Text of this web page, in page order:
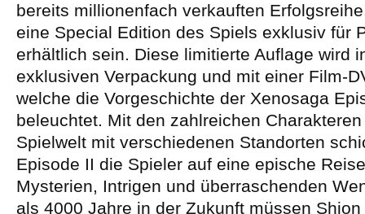
bereits millionenfach verkauften
eine Special Edition des Spiels exklusiv für
erhältlich sein. Diese limitierte Auflage wird
exklusiven Verpackung und mit einer Film-
welche die Vorgeschichte der Xenosaga
beleuchtet. Mit den zahlreichen
Spielwelt mit verschiedenen Standorten
Episode II die Spieler auf eine epische
Mysterien, Intrigen und überraschenden
als 4000 Jahre in der Zukunft müssen